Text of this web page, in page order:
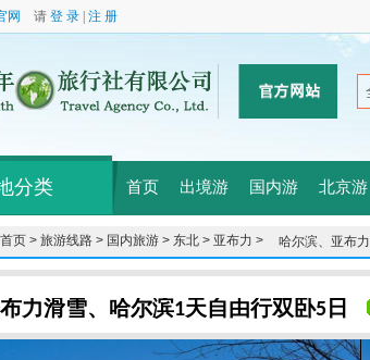
网 请 登 录 注 册
分类 首页 出境游 国内游 北京游
页 > 旅游线路 > 国内旅游 > 东北 > 亚布力 > 哈尔滨、亚布
力滑雪、哈尔滨1天自由行双卧5日